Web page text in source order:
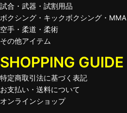
試合・武器・試割用品
ボクシング・キックボクシング・MMA
空手・柔道・柔術
その他アイテム
SHOPPING GUIDE
特定商取引法に基づく表記
お支払い・送料について
オンラインショップ